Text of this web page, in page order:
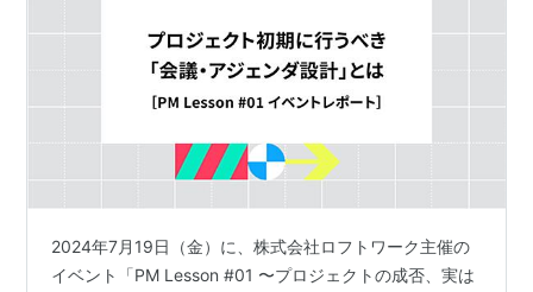
2024年7月19日（金）に、株式会社ロフトワーク主催の
イベント「PM Lesson #01 〜プロジェクトの成否、実は